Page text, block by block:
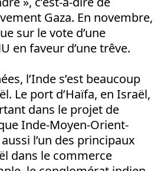
Gaza. En novembre,
sur le vote d’une
en faveur d’une trêve.
l’Inde s’est beaucoup
Le port d’Haïfa, en Israël,
dans le projet de
Inde-Moyen-Orient-
l’un des principaux
dans le commerce